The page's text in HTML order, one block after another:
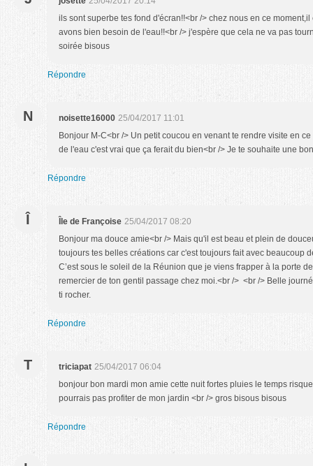
ils sont superbe tes fond d'écran!!<br /> chez nous en ce
avons bien besoin de l'eau!!<br /> j'espère que cela ne va pas
soirée bisous
Répondre
N noisette16000 25/04/2017 11:01
Bonjour M-C<br /> Un petit coucou en venant te rendre visite en
de l'eau c'est vrai que ça ferait du bien<br /> Je te souhaite une
Répondre
Î Île de Françoise 25/04/2017 08:20
Bonjour ma douce amie<br /> Mais qu'il est beau et plein de
toujours tes belles créations car c'est toujours fait avec beaucoup
C’est sous le soleil de la Réunion que je viens frapper à la porte
remercier de ton gentil passage chez moi.<br /> <br /> Belle
ti rocher.
Répondre
T triciapat 25/04/2017 06:04
bonjour bon mardi mon amie cette nuit fortes pluies le temps
pourrais pas profiter de mon jardin <br /> gros bisous bisous
Répondre